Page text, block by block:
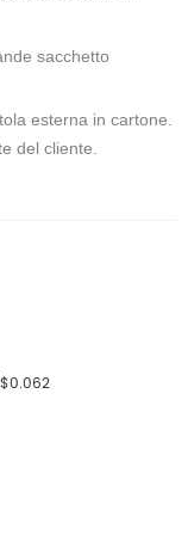
sacchetto
esterna in cartone.
del cliente.